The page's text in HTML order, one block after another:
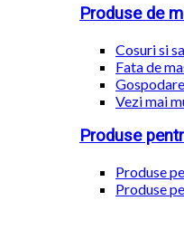
Produse de
Cosuri si
Fata de
Vezi mai
Produse
Produse
Produse